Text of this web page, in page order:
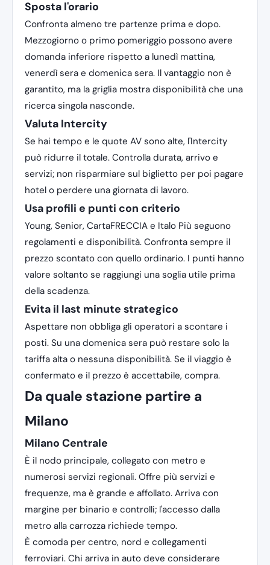
Sposta l'orario
Confronta almeno tre partenze prima e dopo.
Mezzogiorno o primo pomeriggio possono avere
domanda inferiore rispetto a lunedì mattina,
venerdì sera e domenica sera. Il vantaggio non è
garantito, ma la griglia mostra disponibilità che una
ricerca singola nasconde.
Valuta Intercity
Se hai tempo e le quote AV sono alte, l'Intercity
può ridurre il totale. Controlla durata, arrivo e
servizi; non risparmiare sul biglietto per poi pagare
hotel o perdere una giornata di lavoro.
Usa profili e punti con criterio
Young, Senior, CartaFRECCIA e Italo Più seguono
regolamenti e disponibilità. Confronta sempre il
prezzo scontato con quello ordinario. I punti hanno
valore soltanto se raggiungi una soglia utile prima
della scadenza.
Evita il last minute strategico
Aspettare non obbliga gli operatori a scontare i
posti. Su una domenica sera può restare solo la
tariffa alta o nessuna disponibilità. Se il viaggio è
confermato e il prezzo è accettabile, compra.
Da quale stazione partire a
Milano
Milano Centrale
È il nodo principale, collegato con metro e
numerosi servizi regionali. Offre più servizi e
frequenze, ma è grande e affollato. Arriva con
margine per binario e controlli; l'accesso dalla
metro alla carrozza richiede tempo.
È comoda per centro, nord e collegamenti
ferroviari. Chi arriva in auto deve considerare